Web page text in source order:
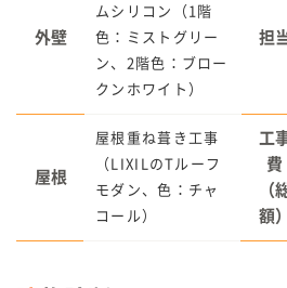
外壁
ムシリコン（1階
色：ミストグリー
ン、2階色：ブロー
クンホワイト）
担
屋根
屋根重ね葺き工事
（LIXILのTルーフ
モダン、色：チャ
コール）
工
費
（
額）